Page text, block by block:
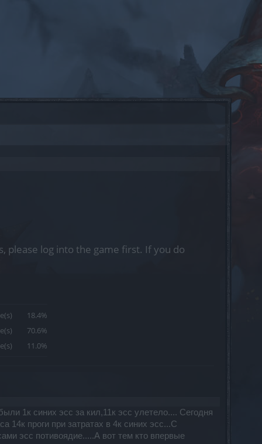
please log into the game first. If you do
18.4%
70.6%
11.0%
1к синих эсс за кил,11к эсс улетело.... Сегодня
14к проги при затратах в 4к синих эсс...С
эсс потивоядие.....А вот тем кто впервые